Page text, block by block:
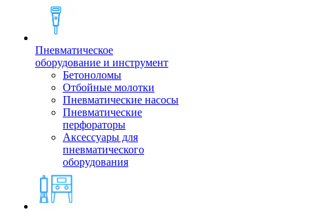
Пневматическое
оборудование и инструмент
Бетоноломы
Отбойные молотки
Пневматические насосы
Пневматические
перфораторы
Аксессуары для
пневматического
оборудования